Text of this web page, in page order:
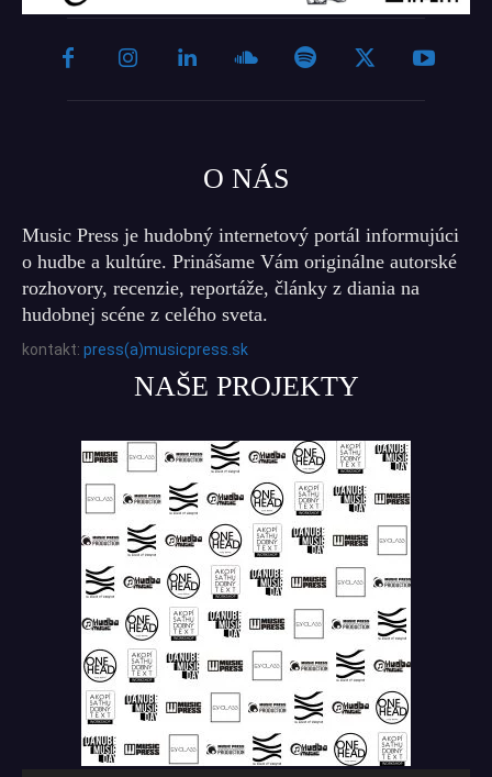
O NÁS
Music Press je hudobný internetový portál informujúci
o hudbe a kultúre. Prinášame Vám originálne autorské
rozhovory, recenzie, reportáže, články z diania na
hudobnej scéne z celého sveta.
kontakt: press(a)musicpress.sk
NAŠE PROJEKTY